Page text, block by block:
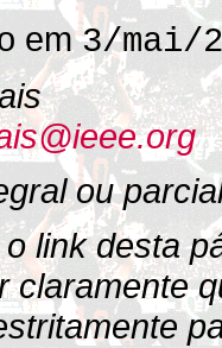
em3/mai/
ou
link desta
claramente